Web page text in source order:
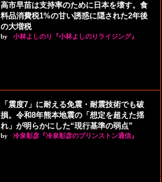
高市早苗は支持率のために日本を壊す。食
料品消費税1%の甘い誘惑に隠された2年後
の大増税
by 小林よしのり『小林よしのりライジング』
「震度7」に耐える免震・耐震技術でも破
損。令和8年熊本地震の「想定を超えた揺
れ」が明らかにした“現行基準の弱点”
by 冷泉彰彦『冷泉彰彦のプリンストン通信』